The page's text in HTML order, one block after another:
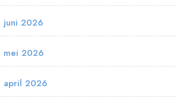
juni 2026
mei 2026
april 2026